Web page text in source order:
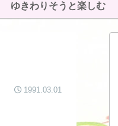
ゆきわりそうと楽しむ
1991.03.01